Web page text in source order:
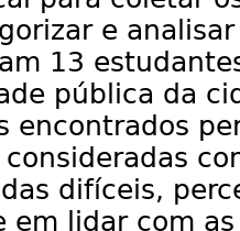
e
13
pública da
encontrados
difíceis,
em lidar com